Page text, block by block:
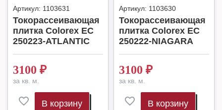
Артикул: 1103631
Токорассеивающая
плитка Colorex EC
250223-ATLANTIC
3100 ₽
за кв. м.
В корзину
Артикул: 1103630
Токорассеивающая
плитка Colorex EC
250222-NIAGARA
3100 ₽
за кв. м.
В корзину